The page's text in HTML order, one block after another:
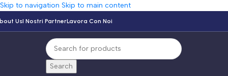
Skip to navigation Skip to main content
UsI Nostri PartnerLavora Con Noi
Search